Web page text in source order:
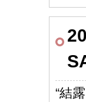
“結